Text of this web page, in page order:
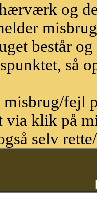
og
består
så
misbrug/fejl
via klik på
selv